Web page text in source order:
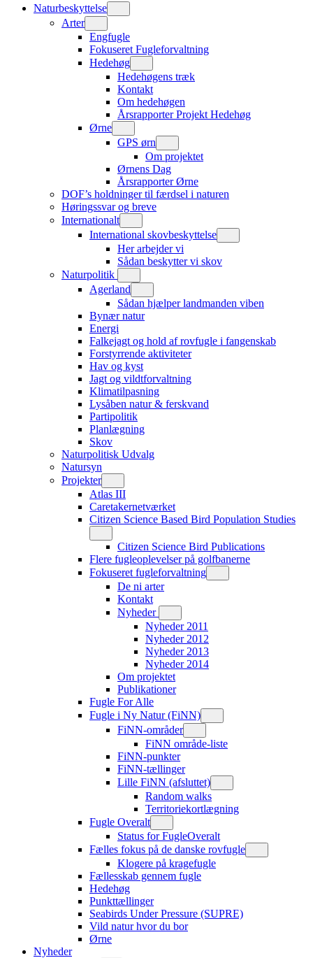
Naturbeskyttelse
Arter
Engfugle
Fokuseret Fugleforvaltning
Hedehøg
Hedehøgens træk
Kontakt
Om hedehøgen
Årsrapporter Projekt Hedehøg
Ørne
GPS ørn
Om projektet
Ørnens Dag
Årsrapporter Ørne
DOF’s holdninger til færdsel i naturen
Høringssvar og breve
Internationalt
International skovbeskyttelse
Her arbejder vi
Sådan beskytter vi skov
Naturpolitik
Agerland
Sådan hjælper landmanden viben
Bynær natur
Energi
Falkejagt og hold af rovfugle i fangenskab
Forstyrrende aktiviteter
Hav og kyst
Jagt og vildtforvaltning
Klimatilpasning
Lysåben natur & ferskvand
Partipolitik
Planlægning
Skov
Naturpolitisk Udvalg
Natursyn
Projekter
Atlas III
Caretakernetværket
Citizen Science Based Bird Population Studies
Citizen Science Bird Publications
Flere fugleoplevelser på golfbanerne
Fokuseret fugleforvaltning
De ni arter
Kontakt
Nyheder
Nyheder 2011
Nyheder 2012
Nyheder 2013
Nyheder 2014
Om projektet
Publikationer
Fugle For Alle
Fugle i Ny Natur (FiNN)
FiNN-områder
FiNN område-liste
FiNN-punkter
FiNN-tællinger
Lille FiNN (afsluttet)
Random walks
Territoriekortlægning
Fugle Overalt
Status for FugleOveralt
Fælles fokus på de danske rovfugle
Klogere på kragefugle
Fællesskab gennem fugle
Hedehøg
Punkttællinger
Seabirds Under Pressure (SUPRE)
Vild natur hvor du bor
Ørne
Nyheder